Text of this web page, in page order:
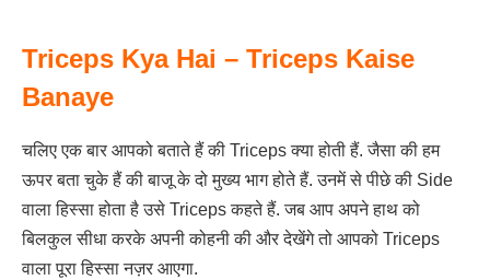
Triceps Kya Hai – Triceps Kaise
Banaye
चलिए एक बार आपको बताते हैं की Triceps क्या होती हैं. जैसा की हम
ऊपर बता चुके हैं की बाजू के दो मुख्य भाग होते हैं. उनमें से पीछे की Side
वाला हिस्सा होता है उसे Triceps कहते हैं. जब आप अपने हाथ को
बिलकुल सीधा करके अपनी कोहनी की और देखेंगे तो आपको Triceps
वाला पूरा हिस्सा नज़र आएगा.